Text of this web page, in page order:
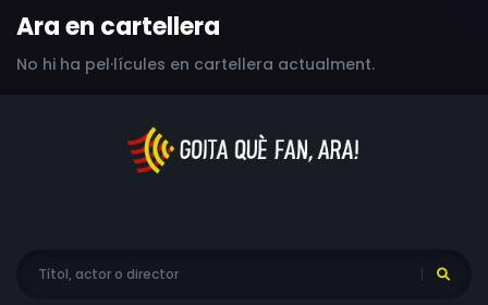
Ara en cartellera
No hi ha pel·lícules en cartellera actualment.